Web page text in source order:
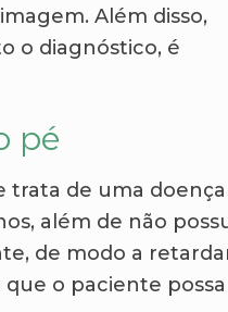
Além disso,
o diagnóstico, é
pé
trata de uma doença
além de não
de modo a
o paciente possa